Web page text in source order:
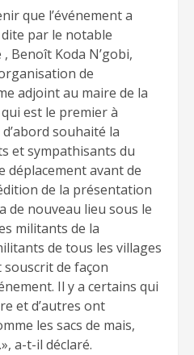
que l’événement a
par le notable
Benoît Koda N’gobi,
de
adjoint au maire de la
est le premier à
souhaité la
et sympathisants du
déplacement avant de
de la présentation
de nouveau lieu sous le
militants de la
de tous les villages
de façon
Il y a certains qui
et d’autres ont
les sacs de mais,
a-t-il déclaré.